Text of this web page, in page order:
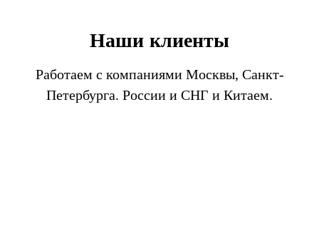
Наши клиенты
Работаем с компаниями Москвы, Санкт-
Петербурга. России и СНГ и Китаем.